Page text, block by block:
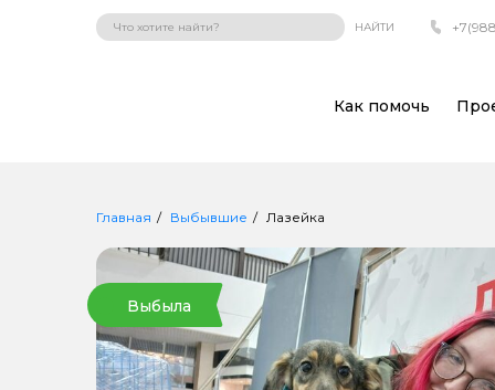
НАЙТИ
Как помочь
Главная Выбывшие Лазейка
Выбыла